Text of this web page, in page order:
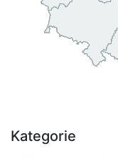
Kategorie